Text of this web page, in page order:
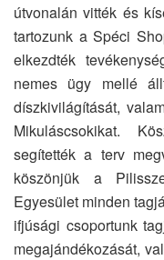
útvonalán vitték és
tartozunk a Spéci
elkezdték
nemes ügy mellé
díszkivilágítását,
Mikuláscsokikat.
segítették a terv
köszönjük a
Egyesület minden
ifjúsági csoportunk
megajándékozását,